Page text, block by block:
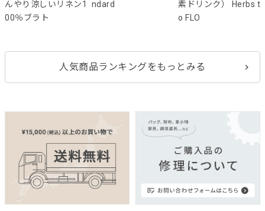
んやり涼しいリネン1
00％ブラト
ndard
素ドリンク） Herbs t
o FLO
人気商品ランキングをもっとみる